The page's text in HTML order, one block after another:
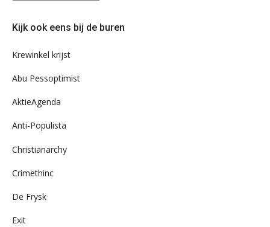
eens
ons
Kijk ook eens bij de buren
Krewinkel krijst
Abu Pessoptimist
AktieAgenda
Anti-Populista
Christianarchy
Crimethinc
De Frysk
Exit